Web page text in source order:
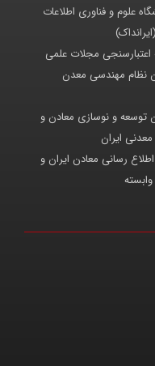
علوم و فناوری اطلاعات
اعتبارسنجی مجلات علمی
نظام مهندسی معدن
توسعه و نوسازی معادن و
ایران
اطلاع رسانی معادن ایران و